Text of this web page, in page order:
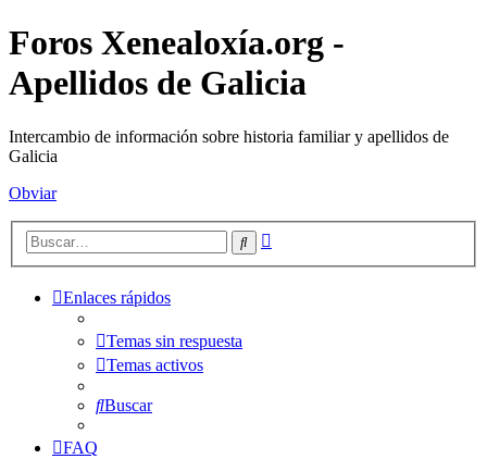
Foros Xenealoxía.org -
Apellidos de Galicia
Intercambio de información sobre historia familiar y apellidos de
Galicia
Obviar
Buscar
Enlaces rápidos
Temas sin respuesta
Temas activos
Buscar
FAQ